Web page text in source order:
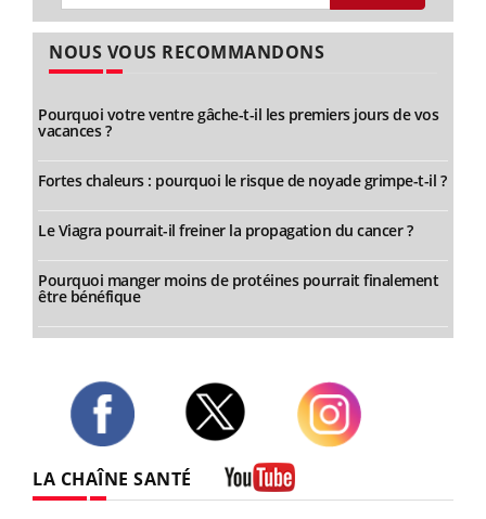
NOUS VOUS RECOMMANDONS
Pourquoi votre ventre gâche-t-il les premiers jours de vos
vacances ?
Fortes chaleurs : pourquoi le risque de noyade grimpe-t-il ?
Le Viagra pourrait-il freiner la propagation du cancer ?
Pourquoi manger moins de protéines pourrait finalement
être bénéfique
LA CHAÎNE SANTÉ